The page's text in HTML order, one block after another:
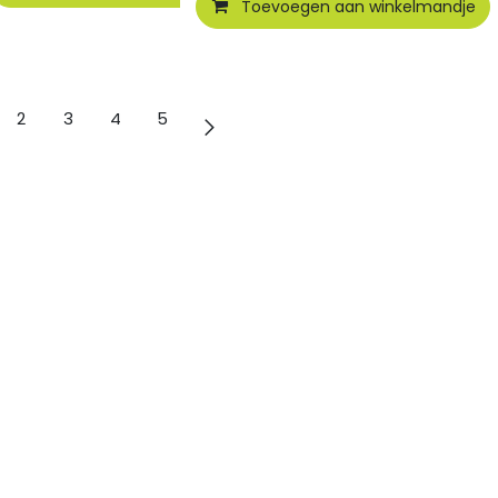
Toevoegen aan winkelmandje
2 3 4 5